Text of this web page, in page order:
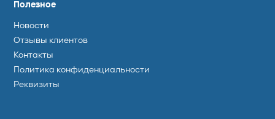
Полезное
Новости
Отзывы клиентов
Контакты
Политика конфиденциальности
Реквизиты